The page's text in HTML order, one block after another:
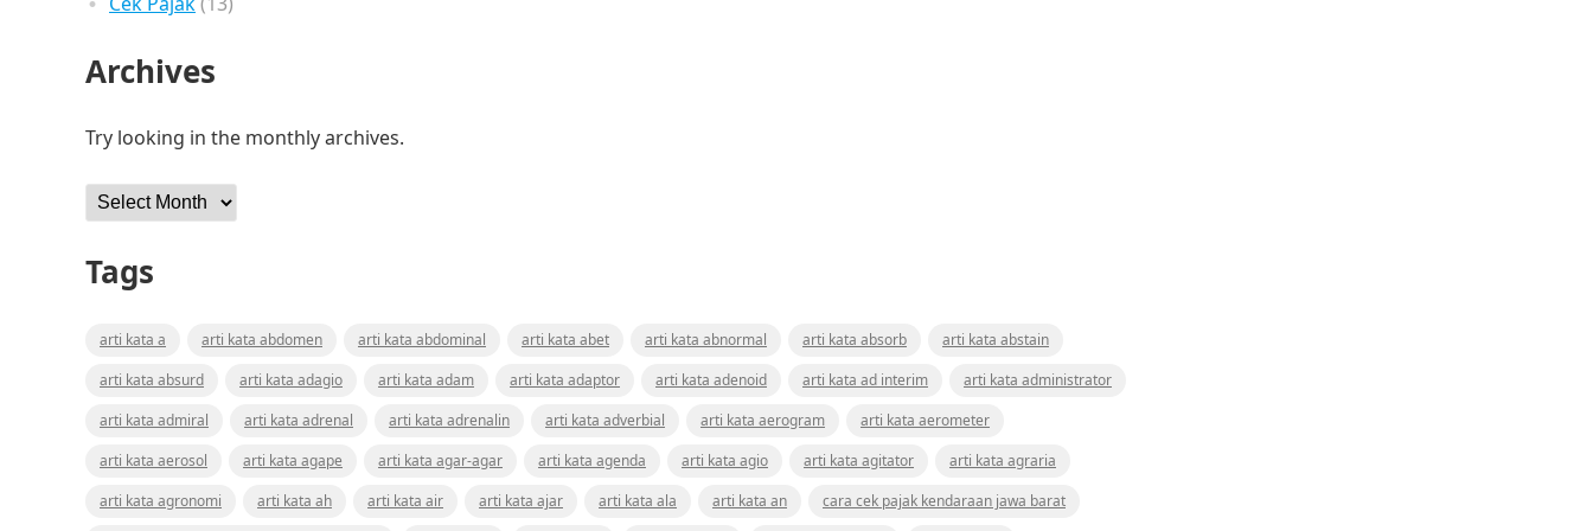
Archives
Try looking in the monthly archives.
Archives
Tags
arti kata a arti kata abdomen arti kata abdominal arti kata abet arti kata abnormal arti kata absorb
arti kata abstain
arti kata absurd
arti kata adagio arti kata adam arti kata adaptor arti kata adenoid arti kata ad interim
arti kata administrator
arti kata admiral
arti kata adrenal arti kata adrenalin arti kata adverbial arti kata aerogram
arti kata aerometer
arti kata aerosol
arti kata agape arti kata agar-agar arti kata agenda arti kata agio arti kata agitator
arti kata agraria
arti kata agronomi
arti kata ah arti kata air arti kata ajar arti kata ala arti kata an
cara cek pajak kendaraan jawa barat